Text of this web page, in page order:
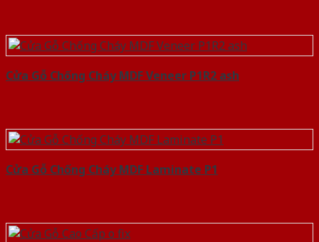
Cửa Gỗ Chống Cháy MDF Veneer P1R2 ash
Cửa Gỗ Chống Cháy MDF Laminate P1